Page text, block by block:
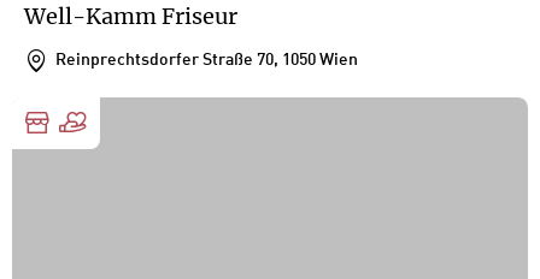
Well-Kamm Friseur
Reinprechtsdorfer Straße 70, 1050 Wien